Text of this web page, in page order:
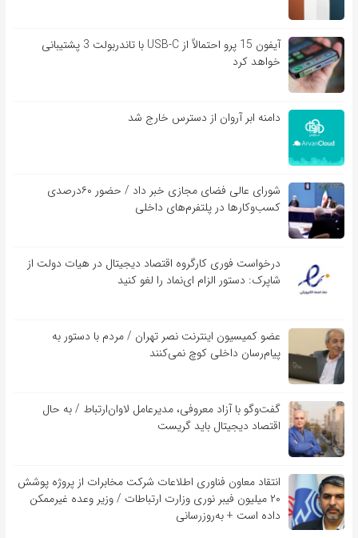
آیفون 15 پرو احتمالاً از USB-C با تاندربولت 3 پشتیبانی
خواهد کرد
دامنه ابر آروان از دسترس خارج شد
شورای عالی فضای مجازی خبر داد / حضور ۶۰درصدی
کسب‌و‌کارها در پلتفرم‌های داخلی
درخواست فوری کارگروه اقتصاد دیجیتال در هیات دولت از
شاپرک: دستور الزام ای‌نماد را لغو کنید
عضو کمیسیون اینترنت نصر تهران / مردم با دستور به
پیام‌رسان داخلی کوچ نمی‌کنند
گفت‌و‌گو با آزاد معروفی، مدیرعامل لاوان‌ارتباط / به حال
اقتصاد دیجیتال باید گریست
انتقاد معاون فناوری اطلاعات شرکت مخابرات از پروژه پوشش
۲۰ میلیون فیبر نوری وزارت ارتباطات / وزیر وعده غیرممکن
داده است + به‌روزرسانی